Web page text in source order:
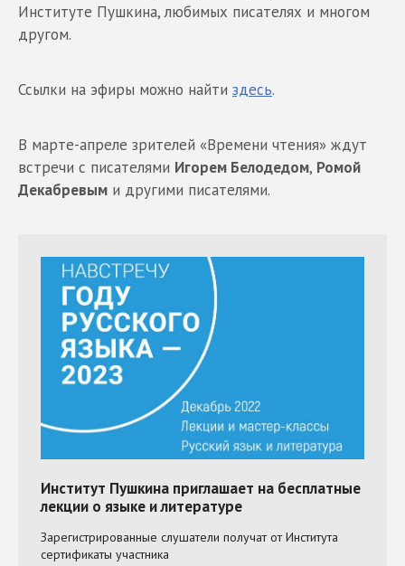
Институте Пушкина, любимых писателях и многом
другом.
Ссылки на эфиры можно найти здесь.
В марте-апреле зрителей «Времени чтения» ждут
встречи с писателями Игорем Белодедом, Ромой
Декабревым и другими писателями.